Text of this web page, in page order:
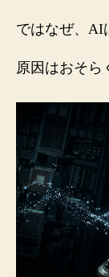
ではなぜ、AI
原因はおそら